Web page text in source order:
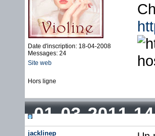
Date d'inscription: 18-04-2008
Messages: 24
Site web
Hors ligne
01-03-2011
jacklinep